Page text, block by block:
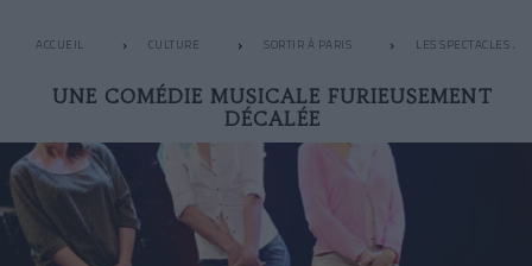
ACCUEIL CULTURE SORTIR À PARIS LES SPECTACLES À
UNE COMÉDIE MUSICALE FURIEUSEMENT
DÉCALÉE